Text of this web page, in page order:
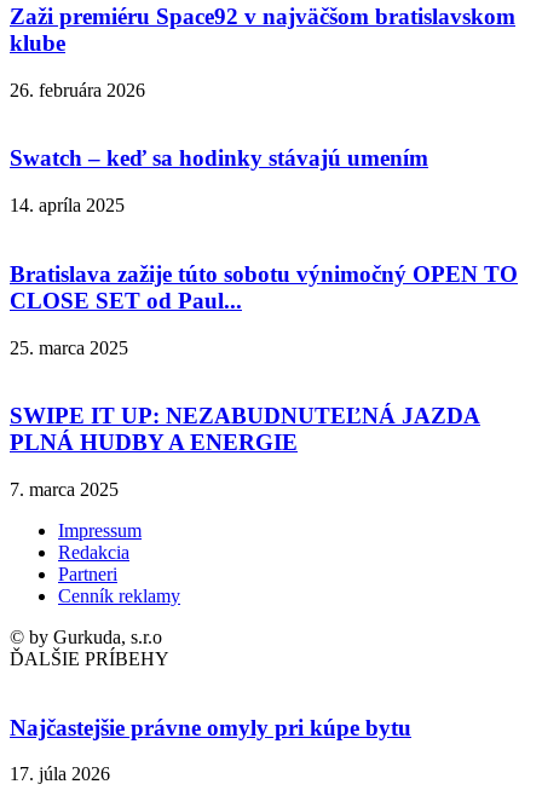
Zaži premiéru Space92 v najväčšom bratislavskom
klube
26. februára 2026
Swatch – keď sa hodinky stávajú umením
14. apríla 2025
Bratislava zažije túto sobotu výnimočný OPEN TO
CLOSE SET od Paul...
25. marca 2025
SWIPE IT UP: NEZABUDNUTEĽNÁ JAZDA
PLNÁ HUDBY A ENERGIE
7. marca 2025
Impressum
Redakcia
Partneri
Cenník reklamy
© by Gurkuda, s.r.o
ĎALŠIE PRÍBEHY
Najčastejšie právne omyly pri kúpe bytu
17. júla 2026